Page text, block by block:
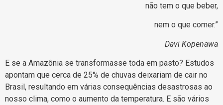
não tem o que beber,
nem o que comer.”
Davi Kopenawa
E se a Amazônia se transformasse toda em pasto? Estudos
apontam que cerca de 25% de chuvas deixariam de cair no
Brasil, resultando em várias consequências desastrosas ao
nosso clima, como o aumento da temperatura. E são vários